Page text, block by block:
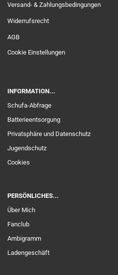
Versand- & Zahlungsbedingungen
Widerrufsrecht
AGB
Cookie Einstellungen
INFORMATION...
Schufa-Abfrage
Batterieentsorgung
Privatsphäre und Datenschutz
Jugendschutz
Cookies
PERSÖNLICHES...
Über Mich
Fanclub
Ambigramm
Ladengeschäft